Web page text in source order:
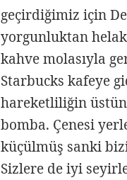
geçirdiğimiz için
yorgunluktan
kahve molasıyla
Starbucks kafeye
hareketliliğin
bomba. Çenesi
küçülmüş sanki
Sizlere de iyi